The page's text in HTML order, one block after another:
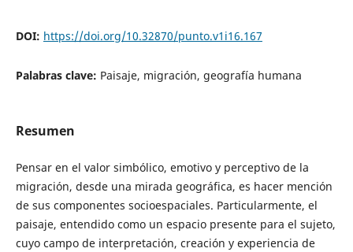
DOI: https://doi.org/10.32870/punto.v1i16.167
Palabras clave: Paisaje, migración, geografía humana
Resumen
Pensar en el valor simbólico, emotivo y perceptivo de la
migración, desde una mirada geográfica, es hacer mención
de sus componentes socioespaciales. Particularmente, el
paisaje, entendido como un espacio presente para el sujeto,
cuyo campo de interpretación, creación y experiencia de